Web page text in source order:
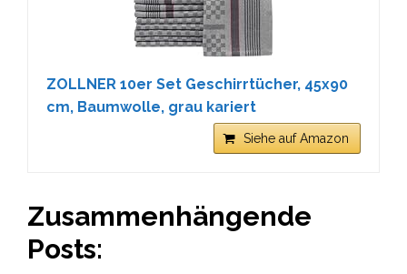
ZOLLNER 10er Set Geschirrtücher, 45x90
cm, Baumwolle, grau kariert
Siehe auf Amazon
Zusammenhängende
Posts: